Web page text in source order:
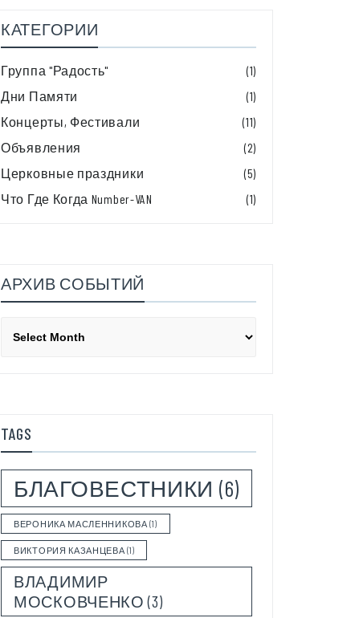
КАТЕГОРИИ
Группа "Радость"
(1)
Дни Памяти
(1)
Концерты, Фестивали
(11)
Объявления
(2)
Церковные праздники
(5)
Что Где Когда Number-VAN
(1)
АРХИВ СОБЫТИЙ
событий
TAGS
БЛАГОВЕСТНИКИ (6)
ВЕРОНИКА МАСЛЕННИКОВА (1)
ВИКТОРИЯ КАЗАНЦЕВА (1)
ВЛАДИМИР
МОСКОВЧЕНКО (3)